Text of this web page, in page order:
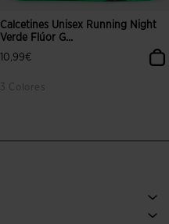
Calcetines Unisex Running Night
Verde Flúor G...
10,99€
3 Colores